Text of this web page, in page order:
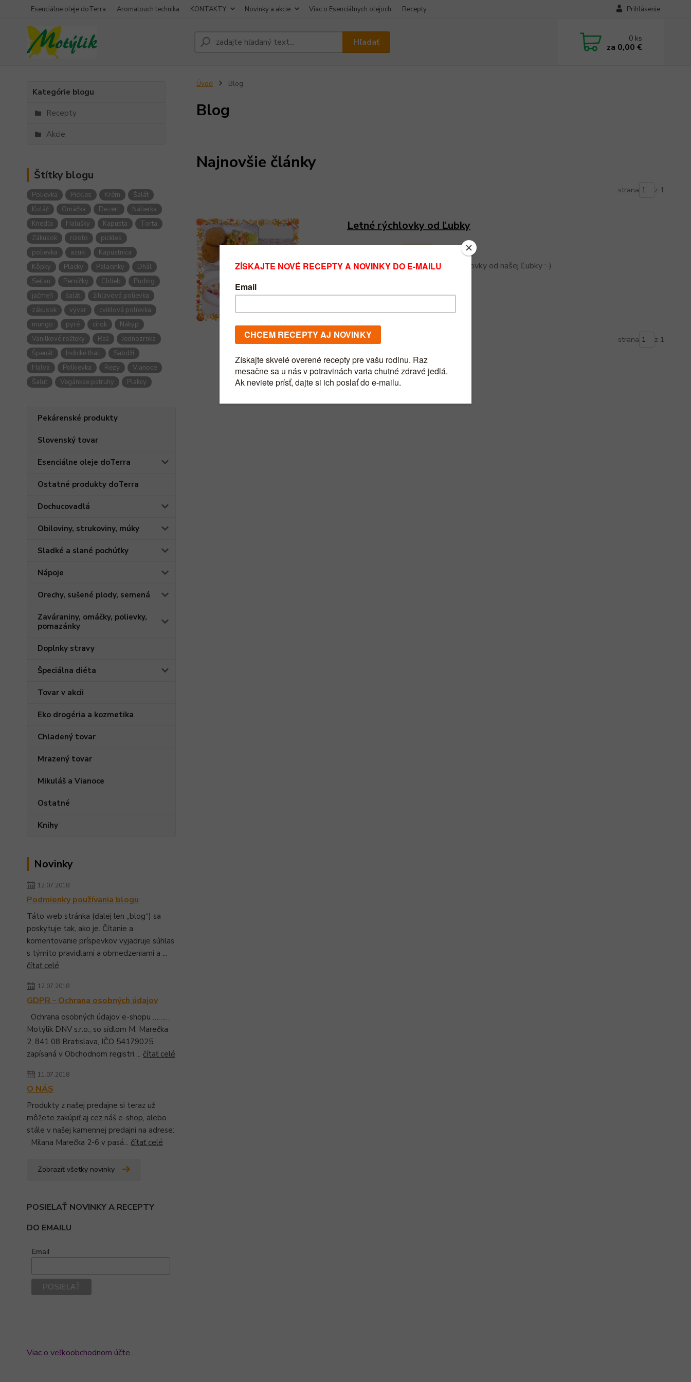
Esenciálne oleje doTerra Aromatouch technika KONTAKTY Novinky a akcie Viac o Esenciálnych olejoch Recepty Prihlásenie
Hľadať 0 ks
za 0,00 €
Kategórie blogu
Recepty
Akcie
Štítky blogu
Polievka Pickles Krém
Šalát
Koláč
Omáčka Dezert
Nátierka
Knedľa
Halušky Kapusta
Torta
Zákusok
rizoto
pickles
polievka
azuki
Kapustnica
Kôpky
Placky Palacinky
Dhál
Seitan
Perníčky Chlieb
Puding
jačmeň
šalát
žihľavová polievka
zákusok
vývar
cviklová polievka
mungo
pyré cirok
Nákyp
Vanilkové rožteky
Raž
Jednozrnka
Špenát
Indické thali
Sabdži
Halva
Polkievka Rezy
Vianoce
Šalut
Vegánkse pstruhy Plakcy
Pekárenské produkty
Slovenský tovar
Esenciálne oleje doTerra
Ostatné produkty doTerra
Dochucovadlá
Obiloviny, strukoviny, múky
Sladké a slané pochúťky
Nápoje
Orechy, sušené plody, semená
Zaváraniny, omáčky, polievky,
pomazánky
Doplnky stravy
Špeciálna diéta
Tovar v akcii
Eko drogéria a kozmetika
Chladený tovar
Mrazený tovar
Mikuláš a Vianoce
Ostatné
Knihy
Novinky
12.07.2018
Podmienky používania blogu
Táto web stránka (ďalej len „blog“) sa
poskytuje tak, ako je. Čítanie a
komentovanie príspevkov vyjadruje súhlas
s týmito pravidlami a obmedzeniami a ...
čítať celé
12.07.2018
GDPR - Ochrana osobných údajov
Ochrana osobných údajov e-shopu ………
Motýlik DNV s.r.o., so sídlom M. Marečka
2, 841 08 Bratislava, IČO 54179025,
zapísaná v Obchodnom registri ... čítať celé
11.07.2018
O NÁS
Produkty z našej predajne si teraz už
môžete zakúpiť aj cez náš e-shop, alebo
stále v našej kamennej predajni na adrese:
Milana Marečka 2-6 v pasá... čítať celé
Zobraziť všetky novinky
POSIELAŤ NOVINKY A RECEPTY
DO EMAILU
Email
Viac o veľkoobchodnom účte...
Úvod Blog
Blog
Najnovšie články
strana z 1
Letné rýchlovky od Ľubky
Skvelé, rýchle, chutné a ľahké chuťovky od našej Ľubky :-)
strana z 1